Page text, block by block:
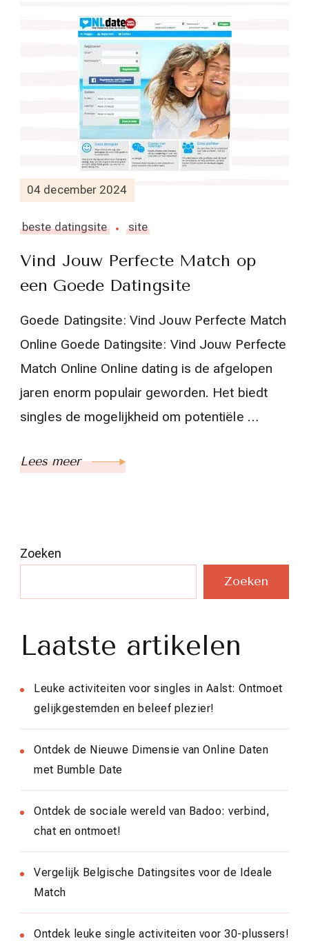
04 december 2024
beste datingsite site
Vind Jouw Perfecte Match op
een Goede Datingsite
Goede Datingsite: Vind Jouw Perfecte Match
Online Goede Datingsite: Vind Jouw Perfecte
Match Online Online dating is de afgelopen
jaren enorm populair geworden. Het biedt
singles de mogelijkheid om potentiële …
Lees meer
Zoeken
Zoeken
Laatste artikelen
Leuke activiteiten voor singles in Aalst: Ontmoet
gelijkgestemden en beleef plezier!
Ontdek de Nieuwe Dimensie van Online Daten
met Bumble Date
Ontdek de sociale wereld van Badoo: verbind,
chat en ontmoet!
Vergelijk Belgische Datingsites voor de Ideale
Match
Ontdek leuke single activiteiten voor 30-plussers!